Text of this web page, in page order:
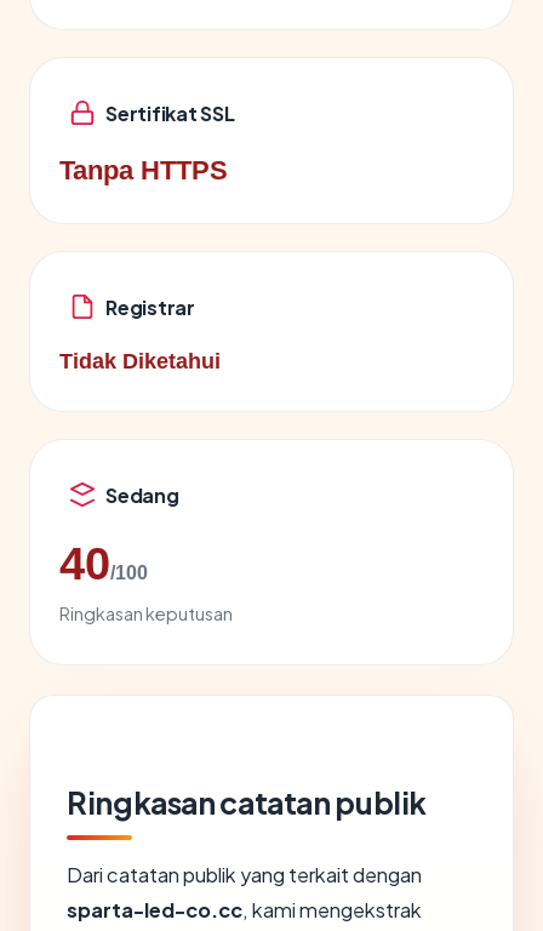
Sertifikat SSL
Tanpa HTTPS
Registrar
Tidak Diketahui
Sedang
40/100
Ringkasan keputusan
Ringkasan catatan publik
Dari catatan publik yang terkait dengan
sparta-led-co.cc, kami mengekstrak